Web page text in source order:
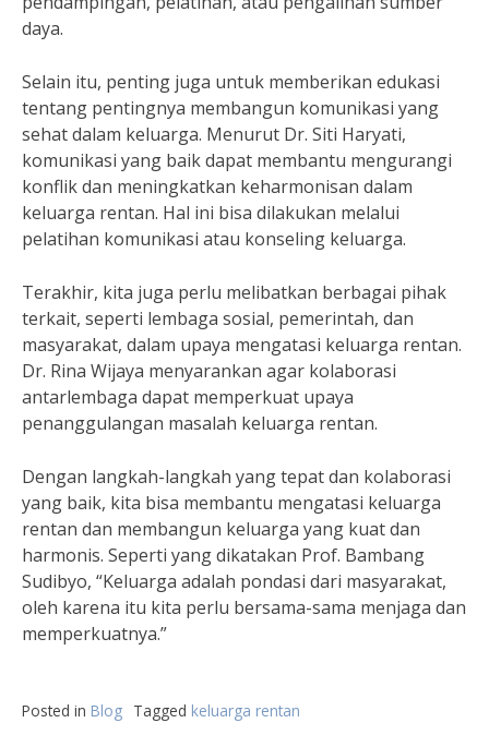
daya.
Selain itu, penting juga untuk memberikan edukasi
tentang pentingnya membangun komunikasi yang
sehat dalam keluarga. Menurut Dr. Siti Haryati,
komunikasi yang baik dapat membantu mengurangi
konflik dan meningkatkan keharmonisan dalam
keluarga rentan. Hal ini bisa dilakukan melalui
pelatihan komunikasi atau konseling keluarga.
Terakhir, kita juga perlu melibatkan berbagai pihak
terkait, seperti lembaga sosial, pemerintah, dan
masyarakat, dalam upaya mengatasi keluarga rentan.
Dr. Rina Wijaya menyarankan agar kolaborasi
antarlembaga dapat memperkuat upaya
penanggulangan masalah keluarga rentan.
Dengan langkah-langkah yang tepat dan kolaborasi
yang baik, kita bisa membantu mengatasi keluarga
rentan dan membangun keluarga yang kuat dan
harmonis. Seperti yang dikatakan Prof. Bambang
Sudibyo, “Keluarga adalah pondasi dari masyarakat,
oleh karena itu kita perlu bersama-sama menjaga dan
memperkuatnya.”
Posted in Blog Tagged keluarga rentan